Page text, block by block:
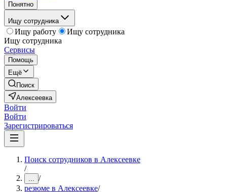
Понятно
Ищу сотрудника
Ищу работу
Ищу сотрудника
Ищу сотрудника
Сервисы
Помощь
Ещё
Поиск
Алексеевка
Войти
Войти
Зарегистрироваться
Поиск сотрудников в Алексеевке
/
... /
резюме в Алексеевке/